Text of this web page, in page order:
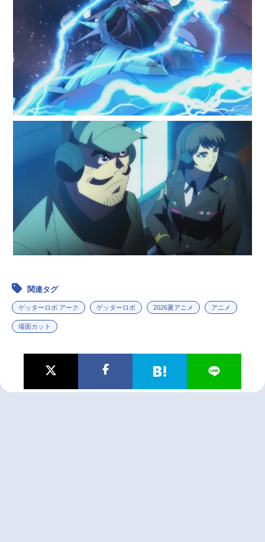
関連タグ
ゲッターロボ アーク ゲッターロボ 2026夏アニメ アニメ
場面カット